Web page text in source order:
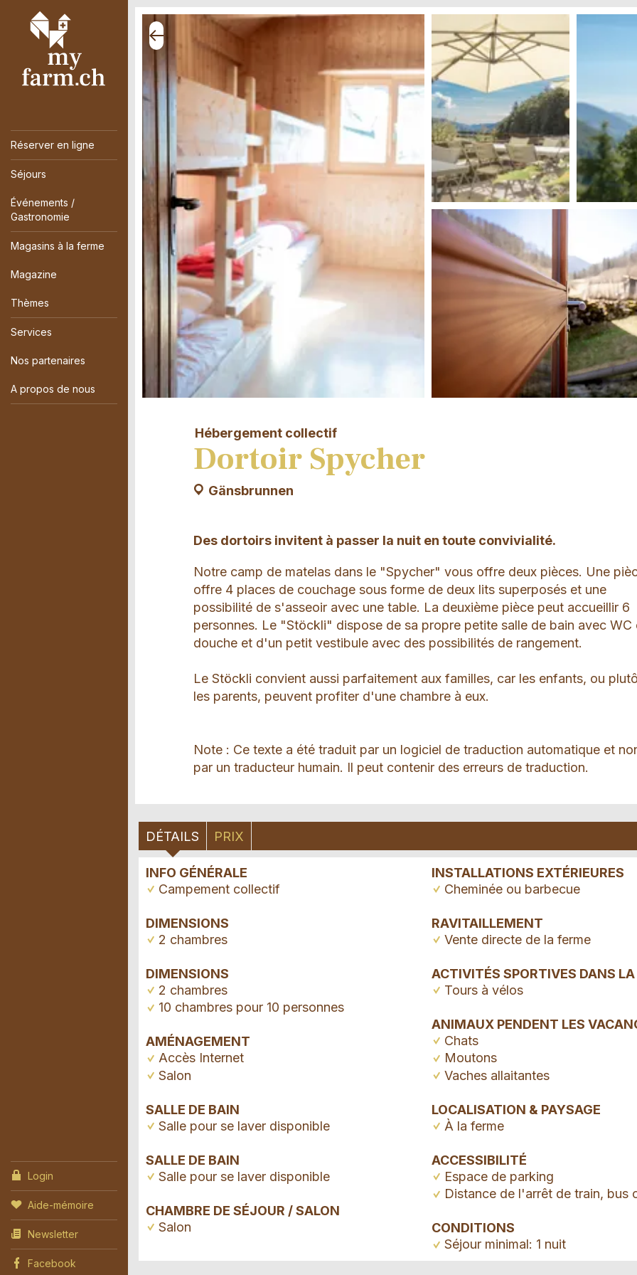
Réserver en ligne
Séjours
Événements /
Gastronomie
Magasins à la ferme
Magazine
Thèmes
Services
Nos partenaires
A propos de nous
Login
Aide-mémoire
Newsletter
Facebook
Hébergement collectif
Dortoir Spycher
Gänsbrunnen
Des dortoirs invitent à passer la nuit en toute convivialité.
Notre camp de matelas dans le "Spycher" vous offre deux pièces. Une
offre 4 places de couchage sous forme de deux lits superposés et une
possibilité de s'asseoir avec une table. La deuxième pièce peut accueillir 6
personnes. Le "Stöckli" dispose de sa propre petite salle de bain avec WC
douche et d'un petit vestibule avec des possibilités de rangement.
Le Stöckli convient aussi parfaitement aux familles, car les enfants, ou
les parents, peuvent profiter d'une chambre à eux.
Note : Ce texte a été traduit par un logiciel de traduction automatique et
par un traducteur humain. Il peut contenir des erreurs de traduction.
DÉTAILS PRIX
INFO GÉNÉRALE
Campement collectif
DIMENSIONS
2 chambres
DIMENSIONS
2 chambres
10 chambres pour 10 personnes
AMÉNAGEMENT
Accès Internet
Salon
SALLE DE BAIN
Salle pour se laver disponible
SALLE DE BAIN
Salle pour se laver disponible
CHAMBRE DE SÉJOUR / SALON
Salon
INSTALLATIONS EXTÉRIEURES
Cheminée ou barbecue
RAVITAILLEMENT
Vente directe de la ferme
ACTIVITÉS SPORTIVES DANS LA
Tours à vélos
ANIMAUX PENDENT LES
Chats
Moutons
Vaches allaitantes
LOCALISATION & PAYSAGE
À la ferme
ACCESSIBILITÉ
Espace de parking
Distance de l'arrêt de train, bus
CONDITIONS
Séjour minimal: 1 nuit